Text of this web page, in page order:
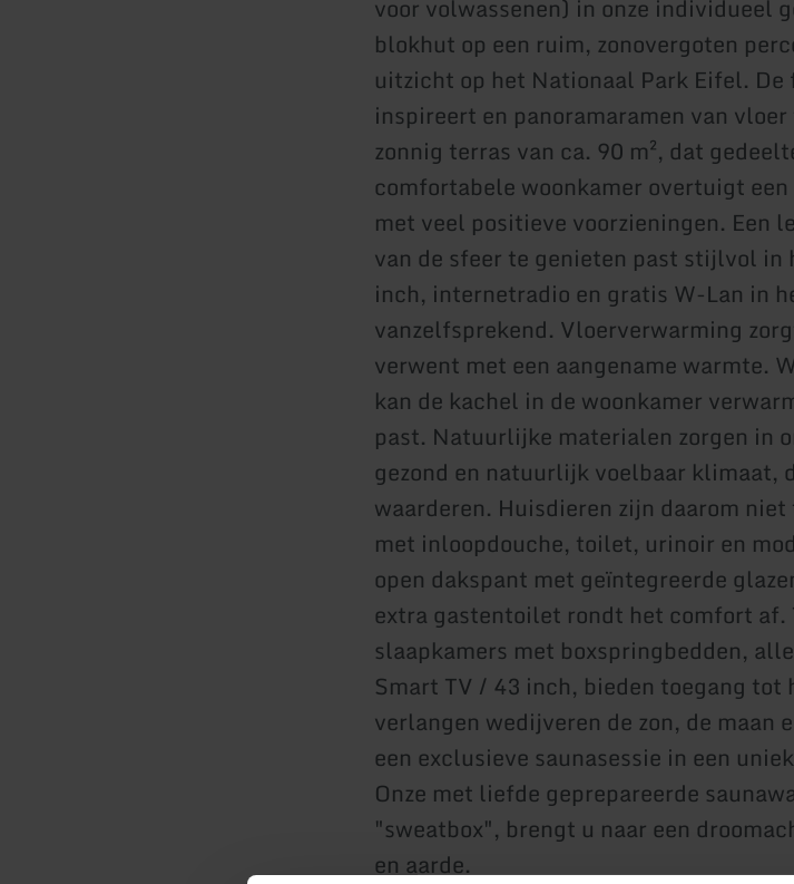
voor volwassenen) in onze individueel
blokhut op een ruim, zonovergoten
uitzicht op het Nationaal Park Eifel.
inspireert en panoramaramen van
zonnig terras van ca. 90 m², dat
comfortabele woonkamer overtuigt
met veel positieve voorzieningen. Een
van de sfeer te genieten past stijlvol
inch, internetradio en gratis W-Lan in
vanzelfsprekend. Vloerverwarming
verwent met een aangename warmte.
kan de kachel in de woonkamer
past. Natuurlijke materialen zorgen in
gezond en natuurlijk voelbaar klimaat,
waarderen. Huisdieren zijn daarom
met inloopdouche, toilet, urinoir en
open dakspant met geïntegreerde
extra gastentoilet rondt het comfort af.
slaapkamers met boxspringbedden,
Smart TV / 43 inch, bieden toegang tot
verlangen wedijveren de zon, de maan
een exclusieve saunasessie in een
Onze met liefde geprepareerde
"sweatbox", brengt u naar een
en aarde.